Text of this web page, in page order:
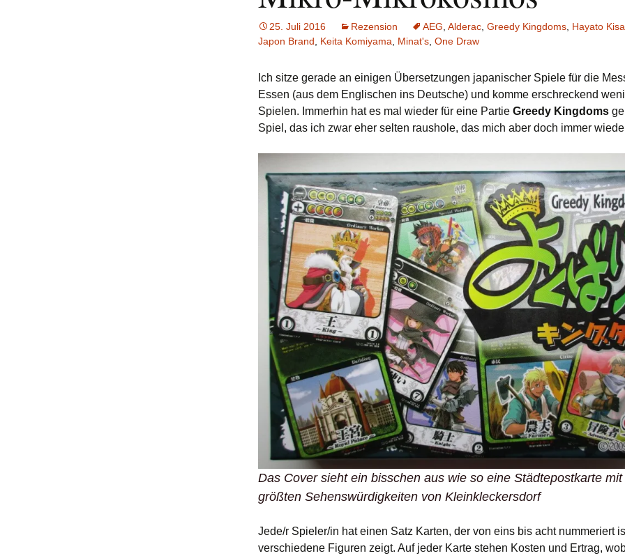
Verlagsliste Chile
Verlagsliste Ecuador
Verlagsliste Guatemala
Verlagsliste Mexiko
Verlagsliste Peru
Verlagsliste Uruguay
Verlagsliste Venezuela
Schiebung
Tricky Bid
Unmöglich!?/Débrouille-
toi!
Unveröffentlichte Spiele
25. Juli 2016 Rezension AEG Alderac Greedy Kingdoms Hayato
Japon Brand
Keita Komiyama Minat's One Draw
Ich sitze gerade an einigen Übersetzungen japanischer Spiele für die
Essen (aus dem Englischen ins Deutsche) und komme erschreckend
Spielen. Immerhin hat es mal wieder für eine Partie Greedy Kingdoms
Spiel, das ich zwar eher selten raushole, das mich aber doch immer
Das Cover sieht ein bisschen aus wie so eine Städtepostkarte
größten Sehenswürdigkeiten von Kleinkleckersdorf
Jede/r Spieler/in hat einen Satz Karten, der von eins bis acht nummeriert
verschiedene Figuren zeigt. Auf jeder Karte stehen Kosten und Ertrag,